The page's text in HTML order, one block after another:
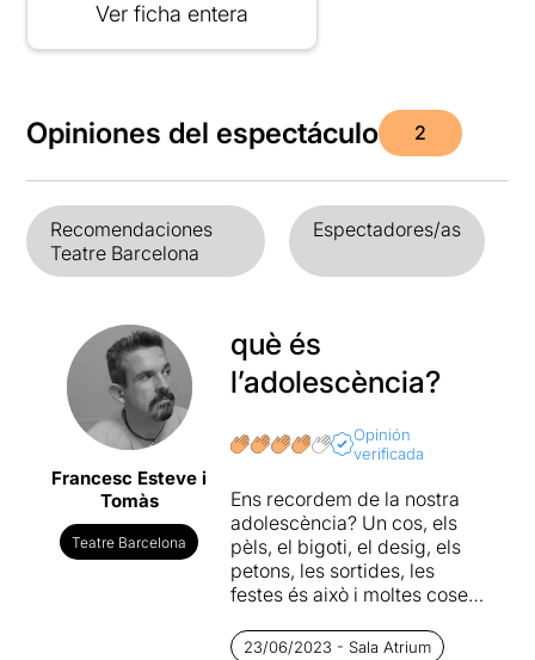
Ver ficha entera
Opiniones del espectáculo 2
Recomendaciones
Teatre Barcelona
Espectadores/as
Francesc Esteve i
Tomàs
Teatre Barcelona
què és
l’adolescència?
Opinión
verificada
Ens recordem de la nostra
adolescència? Un cos, els
pèls, el bigoti, el desig, els
petons, les sortides, les
festes és això i moltes coses
l’obra. Que era la discussió
23/06/2023 - Sala Atrium